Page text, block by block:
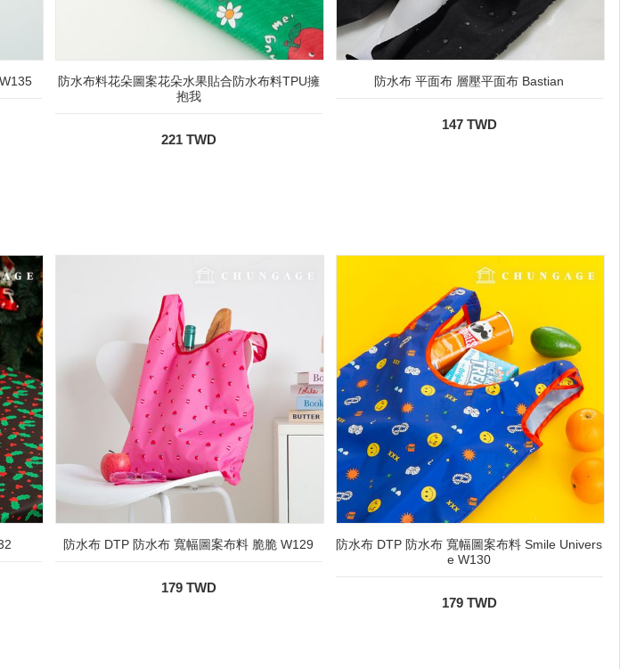
防水布料花朵圖案花朵水果貼合防水布料TPU擁
抱我
221 TWD
防水布 平面布 層壓平面布 Bastian
147 TWD
防水布 DTP 防水布 寬幅圖案布料 脆脆 W129
179 TWD
防水布 DTP 防水布 寬幅圖案布料 Smile Univers
e W130
179 TWD